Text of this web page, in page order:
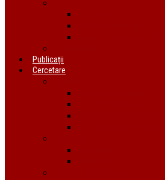
Publicații
Cercetare